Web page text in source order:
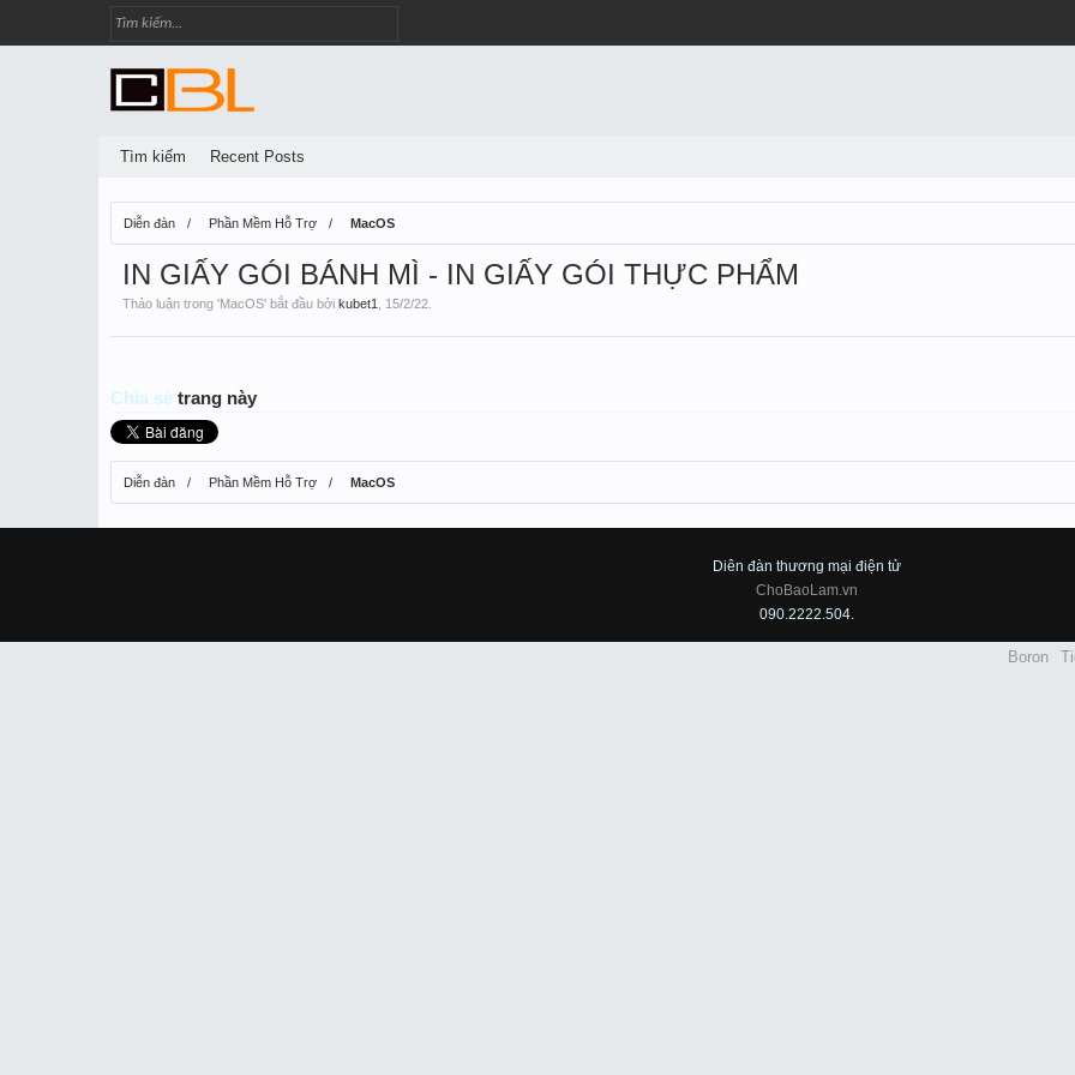
Diễn đàn Phần Mềm Hỗ Trợ MacOS
IN GIẤY GÓI BÁNH MÌ - IN GIẤY GÓI THỰC PHẨM
Thảo luận trong 'MacOS' bắt đầu bởi kubet1 15/2/22
Chia sẻ trang này
Diễn đàn Phần Mềm Hỗ Trợ MacOS
Tìm kiếm Recent Posts
Diên đàn thương mại điện tử
ChoBaoLam.vn
090.2222.504.
Boron